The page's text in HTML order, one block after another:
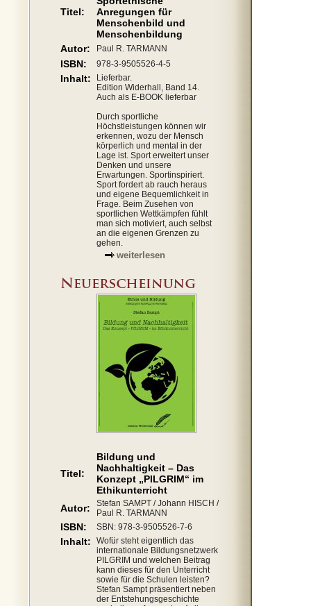
Titel:
Anregungen für
Menschenbild und
Menschenbildung
Autor:
Paul R. TARMANN
ISBN: 978-3-9505526-4-5
Inhalt:
Lieferbar.
Edition Widerhall, Band 14.
Auch als E-BOOK lieferbar
Durch sportliche
Höchstleistungen können wir
erkennen, wozu der Mensch
körperlich und mental in der
Lage ist. Sport erweitert unser
Denken und unsere
Erwartungen. Sportinspiriert.
Sport fordert ab rauch heraus
und eigene Bequemlichkeit in
Frage. Beim Zusehen von
sportlichen Wettkämpfen fühlt
man sich motiviert, auch selbst
an die eigenen Grenzen zu
gehen.
weiterlesen
Titel:
Bildung und
Nachhaltigkeit – Das
Konzept „PILGRIM“ im
Ethikunterricht
Autor:
Stefan SAMPT / Johann HISCH /
Paul R. TARMANN
ISBN: SBN: 978-3-9505526-7-6
Inhalt:
Wofür steht eigentlich das
internationale Bildungsnetzwerk
PILGRIM und welchen Beitrag
kann dieses für den Unterricht
sowie für die Schulen leisten?
Stefan Sampt präsentiert neben
der Entstehungsgeschichte